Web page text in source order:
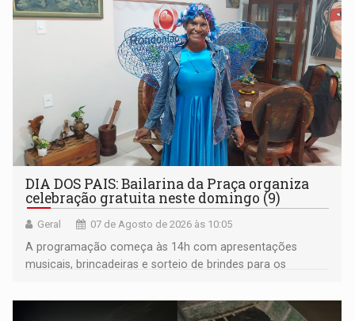
DIA DOS PAIS: Bailarina da Praça organiza
celebração gratuita neste domingo (9)
Geral 07 de Agosto de 2026 às 10:05
A programação começa às 14h com apresentações
musicais, brincadeiras e sorteio de brindes para os
bolo e canto de parabéns dedicado aos pais